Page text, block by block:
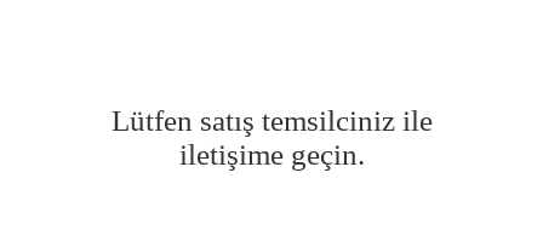
Lütfen satış temsilciniz ile
iletişime geçin.